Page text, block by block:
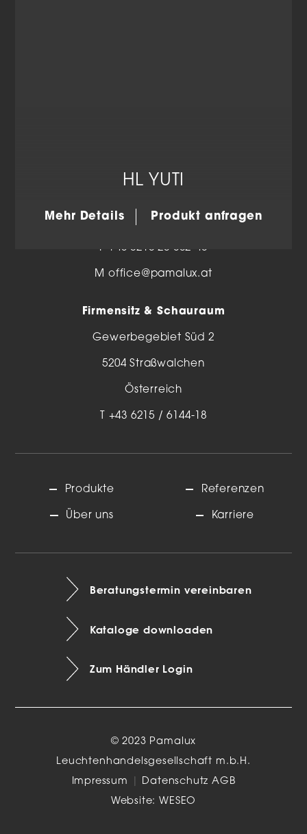
HL YUTI
Mehr Details Produkt anfragen
T+43 6216 20 802-0
F +43 6216 20 802-48
M office@pamalux.at
Firmensitz & Schauraum
Gewerbegebiet Süd 2
5204 Straßwalchen
Österreich
+43 6215 / 6144-18
Produkte
Über uns
Referenzen
Karriere
Beratungstermin vereinbaren
Kataloge downloaden
Zum Händler Login
© 2023 Pamalux
Leuchtenhandelsgesellschaft m.b.H.
Impressum
Datenschutz AGB
Website:WESEO